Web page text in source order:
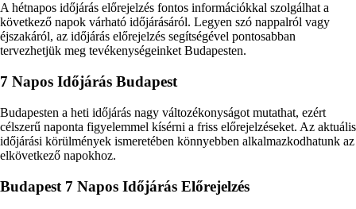
A hétnapos időjárás előrejelzés fontos információkkal szolgálhat a
következő napok várható időjárásáról. Legyen szó nappalról vagy
éjszakáról, az időjárás előrejelzés segítségével pontosabban
tervezhetjük meg tevékenységeinket Budapesten.
7 Napos Időjárás Budapest
Budapesten a heti időjárás nagy változékonyságot mutathat, ezért
célszerű naponta figyelemmel kísérni a friss előrejelzéseket. Az aktuális
időjárási körülmények ismeretében könnyebben alkalmazkodhatunk az
elkövetkező napokhoz.
Budapest 7 Napos Időjárás Előrejelzés